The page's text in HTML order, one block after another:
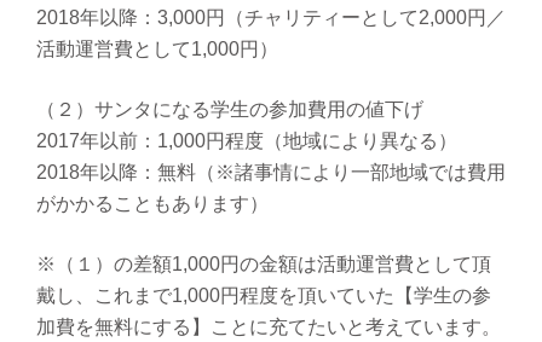
2018年以降：3,000円（チャリティーとして2,000円／
活動運営費として1,000円）
（２）サンタになる学生の参加費用の値下げ
2017年以前：1,000円程度（地域により異なる）
2018年以降：無料（※諸事情により一部地域では費用
がかかることもあります）
※（１）の差額1,000円の金額は活動運営費として頂
戴し、これまで1,000円程度を頂いていた【学生の参
加費を無料にする】ことに充てたいと考えています。